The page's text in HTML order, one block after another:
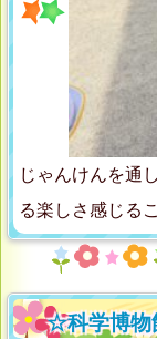
じゃんけんを通
る楽しさ感じる
☆科学博物